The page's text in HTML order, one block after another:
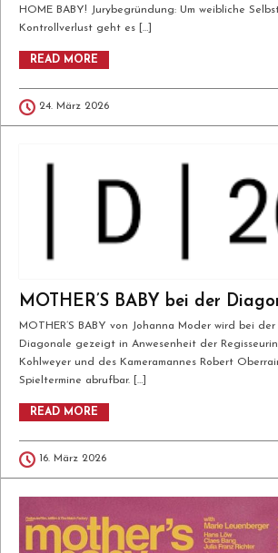
HOME BABY! Jurybegründung: Um weibliche
Kontrollverlust geht es […]
READ MORE
24. März 2026
MOTHER’S BABY bei der
MOTHER’S BABY von Johanna Moder wird bei
Diagonale gezeigt in Anwesenheit der
Kohlweyer und des Kameramannes Robert
Spieltermine abrufbar. […]
READ MORE
16. März 2026